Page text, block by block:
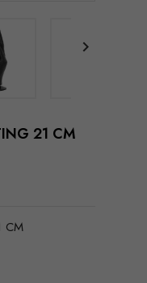

21 CM
CM